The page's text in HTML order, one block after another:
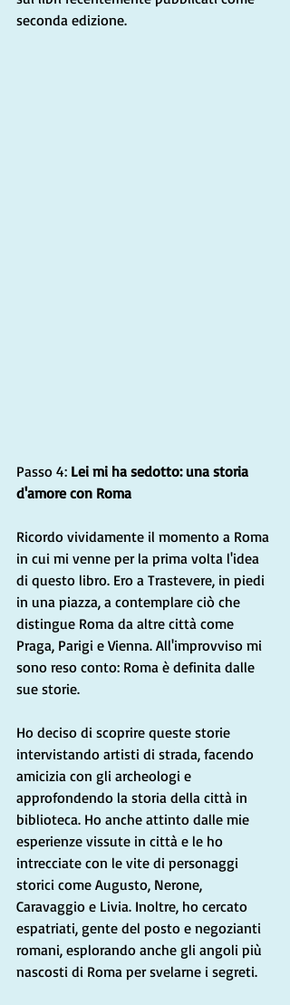
seconda edizione.
Passo 4: Lei mi ha sedotto: una storia
d'amore con Roma
Ricordo vividamente il momento a Roma
in cui mi venne per la prima volta l'idea
di questo libro. Ero a Trastevere, in piedi
in una piazza, a contemplare ciò che
distingue Roma da altre città come
Praga, Parigi e Vienna. All'improvviso mi
sono reso conto: Roma è definita dalle
sue storie.
Ho deciso di scoprire queste storie
intervistando artisti di strada, facendo
amicizia con gli archeologi e
approfondendo la storia della città in
biblioteca. Ho anche attinto dalle mie
esperienze vissute in città e le ho
intrecciate con le vite di personaggi
storici come Augusto, Nerone,
Caravaggio e Livia. Inoltre, ho cercato
espatriati, gente del posto e negozianti
romani, esplorando anche gli angoli più
nascosti di Roma per svelarne i segreti.